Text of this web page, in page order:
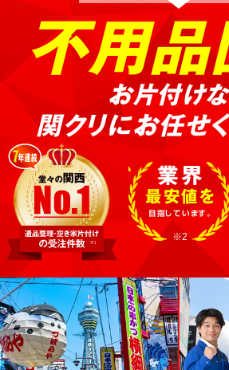
不用
お片付け
関クリにお任せ
業界
最安値を
目指しています。
※2